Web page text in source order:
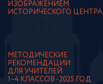
ИЗОБРАЖЕНИЕМ
ИСТОРИЧЕСКОГО ЦЕНТРА
МЕТОДИЧЕСКИЕ
РЕКОМЕНДАЦИИ
ДЛЯ УЧИТЕЛЕЙ
1–4 КЛАССОВ - 2025 ГОД